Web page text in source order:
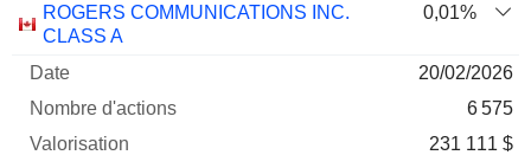
ROGERS COMMUNICATIONS INC.
CLASS A
0,01%
20/02/2026
6 575
231 111 $